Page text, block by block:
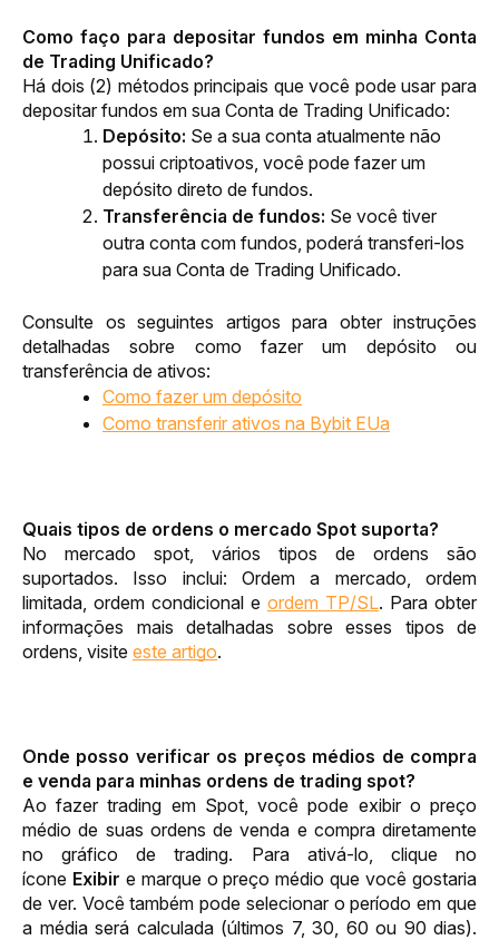
Como faço para depositar fundos em minha Conta
de Trading Unificado?
Há dois (2) métodos principais que você pode usar para
depositar fundos em sua Conta de Trading Unificado:
Depósito: Se a sua conta atualmente não
possui criptoativos, você pode fazer um
depósito direto de fundos.
Transferência de fundos: Se você tiver
outra conta com fundos, poderá transferi-los
para sua Conta de Trading Unificado.
Consulte os seguintes artigos para obter instruções
detalhadas sobre como fazer um depósito ou
transferência de ativos:
Como fazer um depósito
Como transferir ativos na Bybit EUa
Quais tipos de ordens o mercado Spot suporta?
No mercado spot, vários tipos de ordens são
suportados. Isso inclui: Ordem a mercado, ordem
limitada, ordem condicional e ordem TP/SL. Para obter
informações mais detalhadas sobre esses tipos de
ordens, visite este artigo.
Onde posso verificar os preços médios de compra
e venda para minhas ordens de trading spot?
Ao fazer trading em Spot, você pode exibir o preço
médio de suas ordens de venda e compra diretamente
no gráfico de trading. Para ativá-lo, clique no
ícone Exibir e marque o preço médio que você gostaria
de ver. Você também pode selecionar o período em que
a média será calculada (últimos 7, 30, 60 ou 90 dias).